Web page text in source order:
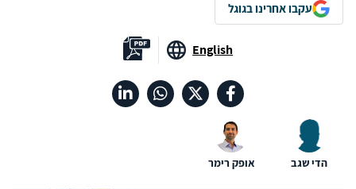
עקבו אחרינו בגוגל
English
הדי שגב אופק רימר